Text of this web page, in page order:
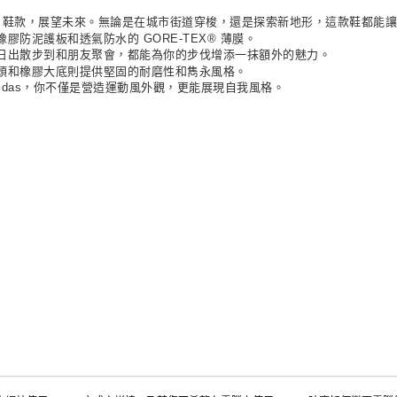
，展望未來。無論是在城市街道穿梭，還是探索新地形，這款鞋都能
膠防泥護板和透氣防水的 GORE-TEX® 薄膜。
散步到和朋友聚會，都能為你的步伐增添一抹額外的魅力。
橡膠大底則提供堅固的耐磨性和雋永風格。
，你不僅是營造運動風外觀，更能展現自我風格。